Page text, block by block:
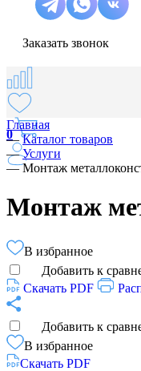
Заказать звонок
0
Главная
—Каталог товаров
—Услуги
—Монтаж
Монтаж
В избранное
Добавить к
Скачать PDF
Добавить к
В избранное
Скачать PDF